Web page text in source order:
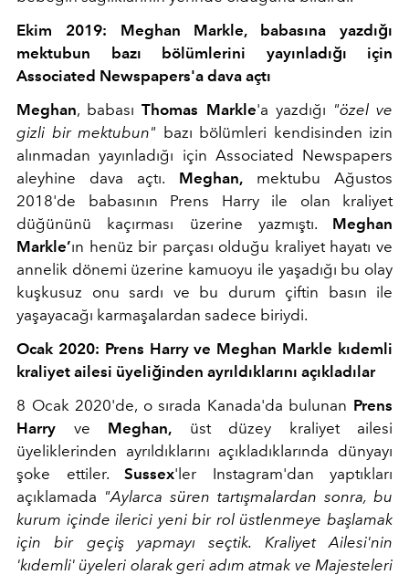
Ekim 2019: Meghan Markle, babasına yazdığı
mektubun bazı bölümlerini yayınladığı için
Associated Newspapers'a dava açtı
Meghan, babasıThomas Markle'a yazdığı "özel ve
gizli bir mektubun" bazı bölümleri kendisinden izin
alınmadan yayınladığı için Associated Newspapers
aleyhine dava açtı. Meghan,mektubu Ağustos
2018'de babasının Prens Harry ile olan kraliyet
düğününü kaçırması üzerine yazmıştı. Meghan
Markle’ın henüz bir parçası olduğu kraliyet hayatı ve
annelik dönemi üzerine kamuoyu ile yaşadığı bu olay
kuşkusuz onu sardı ve bu durum çiftin basın ile
yaşayacağı karmaşalardan sadece biriydi.
Ocak 2020: Prens Harry ve Meghan Markle kıdemli
kraliyet ailesi üyeliğinden ayrıldıklarını açıkladılar
8 Ocak 2020'de, o sırada Kanada'da bulunan Prens
Harry ve Meghan, üst düzey kraliyet ailesi
üyeliklerinden ayrıldıklarını açıkladıklarında dünyayı
şoke ettiler. Sussex'ler Instagram'dan yaptıkları
açıklamada "Aylarca süren tartışmalardan sonra, bu
kurum içinde ilerici yeni bir rol üstlenmeye başlamak
için bir geçiş yapmayı seçtik. Kraliyet Ailesi'nin
'kıdemli' üyeleri olarak geri adım atmak ve Majesteleri